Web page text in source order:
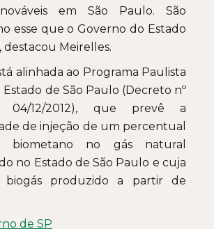
em São Paulo. São
esse que o Governo do Estado
destacou Meirelles.
alinhada ao Programa Paulista
Estado de São Paulo (Decreto nº
04/12/2012), que prevê a
de injeção de um percentual
biometano no gás natural
no Estado de São Paulo e cuja
produzido a partir de
de SP